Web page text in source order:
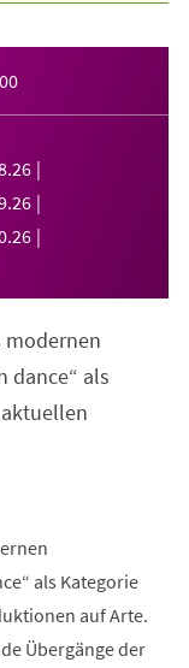
.26
.26
.26
modernen
dance“ als
als Kategorie
auf Arte.
Übergänge der